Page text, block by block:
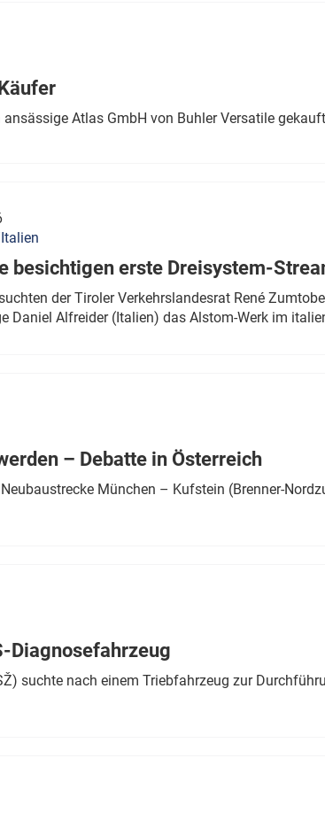
Atlas GmbH von Buhler Versatile
besichtigen erste Dreisystem-
der Tiroler Verkehrslandesrat René
Daniel Alfreider (Italien) das Alstom-Werk im
– Debatte in Österreich
München – Kufstein (Brenner-
Diagnosefahrzeug
suchte nach einem Triebfahrzeug zur